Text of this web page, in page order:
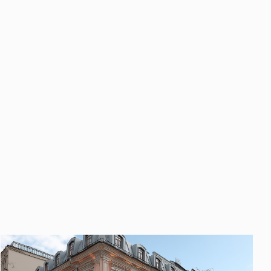
«Отправить», вы даете свое
и использование ваших
свое согласие